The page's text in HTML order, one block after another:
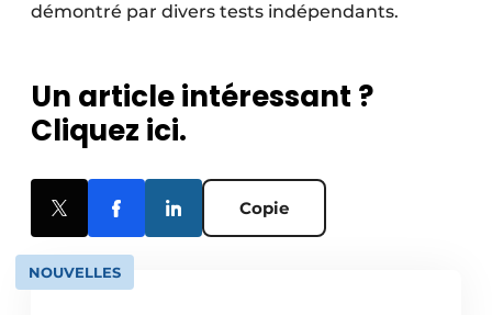
démontré par divers tests indépendants.
Un article intéressant ?
Cliquez ici.
Copie
NOUVELLES